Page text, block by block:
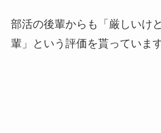
部活の後輩からも「厳しいけ
輩」という評価を貰っています